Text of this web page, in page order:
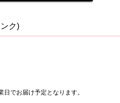
ク)
でお届け予定となります。